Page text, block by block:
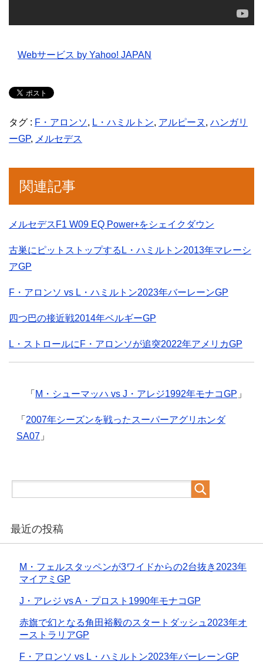
Webサービス by Yahoo! JAPAN
タグ : F・アロンソ, L・ハミルトン, アルピーヌ , ハンガリ
ーGP, メルセデス
関連記事
メルセデスF1 W09 EQ Power+をシェイクダウン
古巣にピットストップするL・ハミルトン2013年マレーシ
アGP
F・アロンソ vs L・ハミルトン2023年バーレーンGP
四つ巴の接近戦2014年ベルギーGP
L・ストロールにF・アロンソが追突2022年アメリカGP
「 M・シューマッハ vs J・アレジ1992年モナコGP 」
「 2007年シーズンを戦ったスーパーアグリホンダ
SA07 」
最近の投稿
M・フェルスタッペンが3ワイドからの2台抜き2023年
マイアミGP
J・アレジ vs A・プロスト1990年モナコGP
赤旗で幻となる角田裕毅のスタートダッシュ2023年オ
ーストラリアGP
F・アロンソ vs L・ハミルトン2023年バーレーンGP